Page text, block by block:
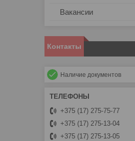
Вакансии
Контакты
Наличие документов
+375 (17) 275-75-77
+375 (17) 275-13-04
+375 (17) 275-13-05